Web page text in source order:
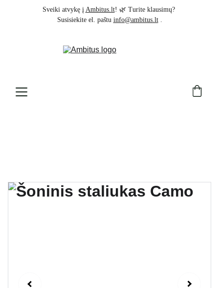
Sveiki atvykę į Ambitus.lt! 🌿 Turite klausimų?
Susisiekite el. paštu info@ambitus.lt .